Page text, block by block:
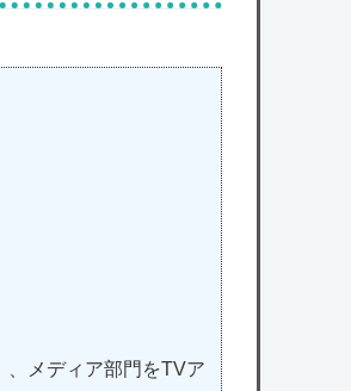
、メディア部門をTVア